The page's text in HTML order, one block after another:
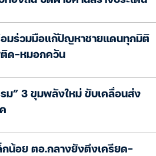
อมร่วมมือแก้ปัญหาชายแดนทุกมิติ
ติด-หมอกควัน
ม” 3 ขุมพลังใหม่ ขับเคลื่อนส่ง
กน้อย ตอ.กลางยังตึงเครียด-